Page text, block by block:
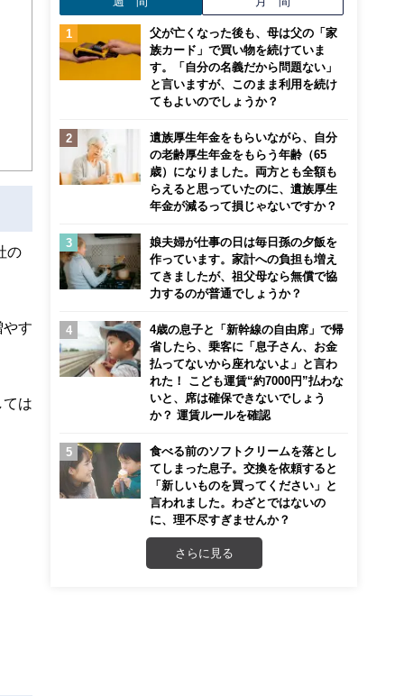
の
やす
ては
父が亡くなった後も、母は父の「家
族カード」で買い物を続けていま
す。「自分の名義だから問題ない」
と言いますが、このまま利用を続け
てもよいのでしょうか？
遺族厚生年金をもらいながら、自分
の老齢厚生年金をもらう年齢（65
歳）になりました。両方とも全額も
らえると思っていたのに、遺族厚生
年金が減るって損じゃないですか？
娘夫婦が仕事の日は毎日孫の夕飯を
作っています。家計への負担も増え
てきましたが、祖父母なら無償で協
力するのが普通でしょうか？
4歳の息子と「新幹線の自由席」で帰
省したら、乗客に「息子さん、お金
払ってないから座れないよ」と言わ
れた！ こども運賃“約7000円”払わな
いと、席は確保できないでしょう
か？ 運賃ルールを確認
食べる前のソフトクリームを落とし
てしまった息子。交換を依頼すると
「新しいものを買ってください」と
言われました。わざとではないの
に、理不尽すぎませんか？
さらに見る